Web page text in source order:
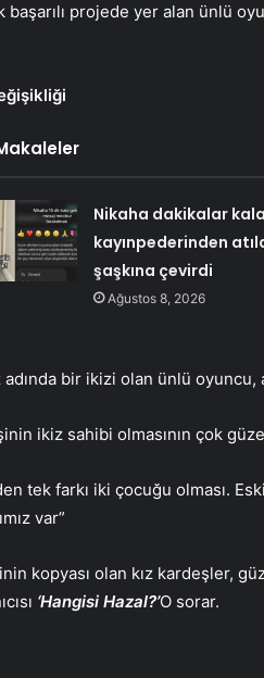
başarılı projede yer alan ünlü
Nikaha dakikalar
kayınpederinden
şaşkına çevirdi
Ağustos 8, 2026
adında bir ikizi olan ünlü
ikiz sahibi olmasının çok
tek farkı iki çocuğu olması.
var”
kopyası olan kız kardeşler,
‘Hangisi Hazal?’O sorar.